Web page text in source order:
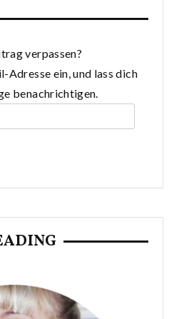
verpassen?
Adresse ein, und lass dich
benachrichtigen.